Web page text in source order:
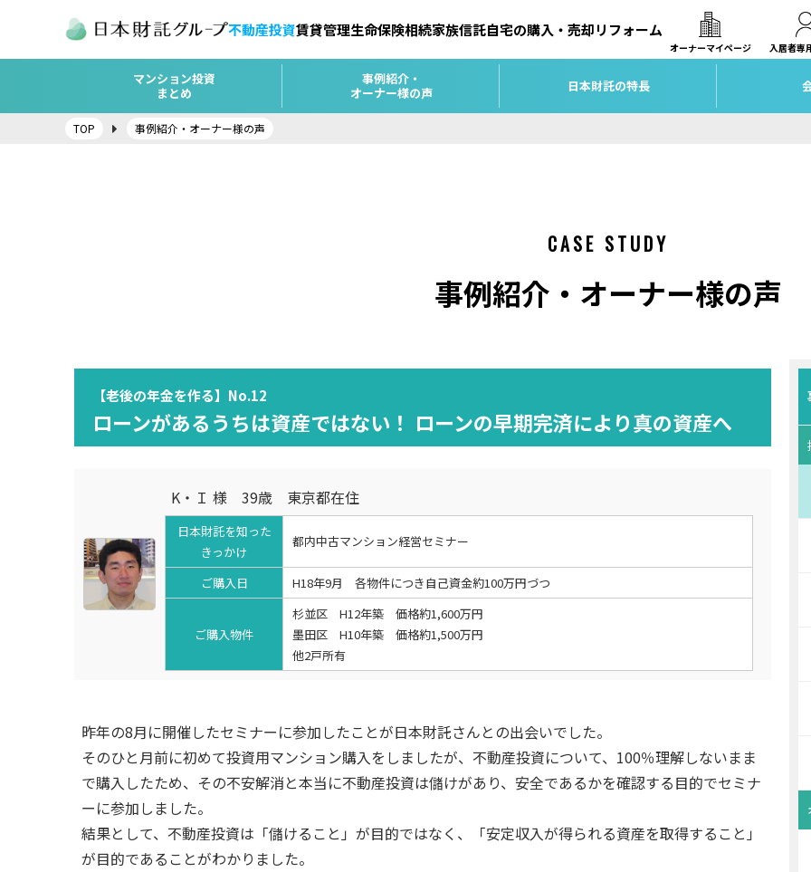
不動産投資賃貸管理生命保険相続家族信託自宅の購入・売却リフォーム
オーナーマイページ 入居者専
マンション投資
まとめ
事例紹介・
オーナー様の声
日本財託の特長
TOP 事例紹介・オーナー様の声
CASE STUDY
事例紹介・オーナー様の声
【老後の年金を作る】No.12
ローンがあるうちは資産ではない！ ローンの早期完済により真の資産へ
K・Ｉ 様 39歳 東京都在住
日本財託を知った
きっかけ
都内中古マンション経営セミナー
ご購入日 H18年9月 各物件につき自己資金約100万円づつ
ご購入物件
杉並区 H12年築 価格約1,600万円
墨田区 H10年築 価格約1,500万円
他2戸所有
昨年の8月に開催したセミナーに参加したことが日本財託さんとの出会いでした。
そのひと月前に初めて投資用マンション購入をしましたが、不動産投資について、100％理解しないまま
で購入したため、その不安解消と本当に不動産投資は儲けがあり、安全であるかを確認する目的でセミナ
ーに参加しました。
結果として、不動産投資は「儲けること」が目的ではなく、「安定収入が得られる資産を取得すること」
が目的であることがわかりました。